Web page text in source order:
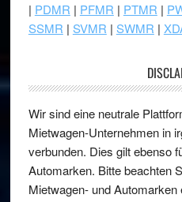
| PDMR | PFMR | PTMR |
SSMR | SVMR | SWMR |
Wir sind eine neutrale
Mietwagen-Unternehmen in
verbunden. Dies gilt ebenso
Automarken. Bitte beachten
Mietwagen- und